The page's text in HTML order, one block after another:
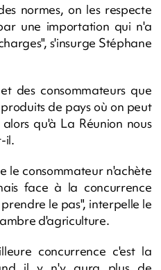
normes, on les respecte
une importation qui n'a
s'insurge Stéphane
des consommateurs que
de pays où on peut
qu'à La Réunion nous
il.
le consommateur n'achète
face à la concurrence
le pas", interpelle le
d'agriculture.
concurrence c'est la